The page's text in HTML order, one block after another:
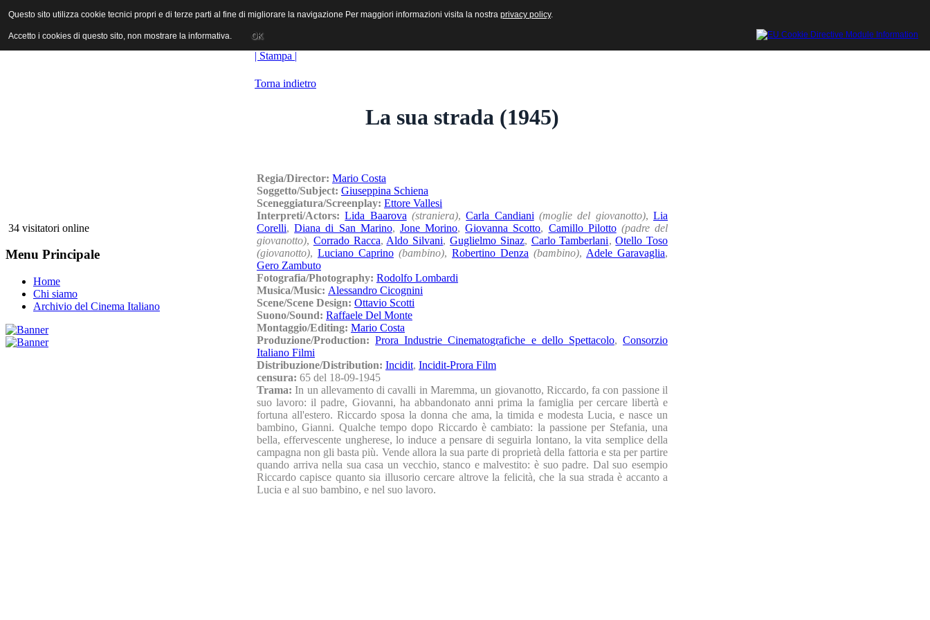
ANICA | Associazione Nazionale Industrie Cinematografiche Audiovisive e Multimediali
34 visitatori online
Menu Principale
Home
Chi siamo
Archivio del Cinema Italiano
| Stampa |
Torna indietro
La sua strada (1945)
Regia/Director: Mario Costa
Soggetto/Subject: Giuseppina Schiena
Sceneggiatura/Screenplay: Ettore Vallesi
Interpreti/Actors:Lida Baarova (straniera),Carla Candiani (moglie del giovanotto),Lia
Corelli,Diana di San Marino, Jone Morino,Giovanna Scotto, Camillo Pilotto (padre del
giovanotto), Corrado Racca, Aldo Silvani,Guglielmo Sinaz, Carlo Tamberlani,Otello Toso
(giovanotto), Luciano Caprino (bambino), Robertino Denza (bambino), Adele Garavaglia,
Gero Zambuto
Fotografia/Photography: Rodolfo Lombardi
Musica/Music: Alessandro Cicognini
Scene/Scene Design: Ottavio Scotti
Suono/Sound: Raffaele Del Monte
Montaggio/Editing: Mario Costa
Produzione/Production:Prora Industrie Cinematografiche e dello Spettacolo,Consorzio
Italiano Filmi
Distribuzione/Distribution: Incidit, Incidit-Prora Film
censura: 65 del 18-09-1945
Trama:In un allevamento di cavalli in Maremma, un giovanotto, Riccardo, fa con passione il
suo lavoro: il padre, Giovanni, ha abbandonato anni prima la famiglia per cercare libertà e
fortuna all'estero. Riccardo sposa la donna che ama, la timida e modesta Lucia, e nasce un
bambino, Gianni. Qualche tempo dopo Riccardo è cambiato: la passione per Stefania, una
bella, effervescente ungherese, lo induce a pensare di seguirla lontano, la vita semplice della
campagna non gli basta più. Vende allora la sua parte di proprietà della fattoria e sta per partire
quando arriva nella sua casa un vecchio, stanco e malvestito: è suo padre. Dal suo esempio
Riccardo capisce quanto sia illusorio cercare altrove la felicità, che la sua strada è accanto a
Lucia e al suo bambino, e nel suo lavoro.
Questo sito utilizza cookie tecnici propri e di terze parti al fine di migliorare la navigazione Per maggiori informazioni visita la nostra privacy policy.
Accetto i cookies di questo sito, non mostrare la informativa. OK
Questo sito utilizza cookie tecnici propri e di terze parti al fine di migliorare la navigazione Per maggiori informazioni visita la nostra privacy policy.
Accetto i cookies di questo sito, non mostrare la informativa. OK